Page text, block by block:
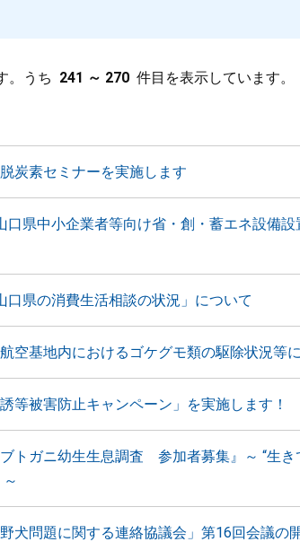
。うち 241 ～ 270 件目を表示しています。
炭素セミナーを実施します
口県中小企業者等向け省・創・蓄エネ設備
口県の消費生活相談の状況」について
空基地内におけるゴケグモ類の駆除状況等
誘等被害防止キャンペーン」を実施します！
ブトガニ幼生生息調査 参加者募集』～ “生き
野犬問題に関する連絡協議会」第16回会議の